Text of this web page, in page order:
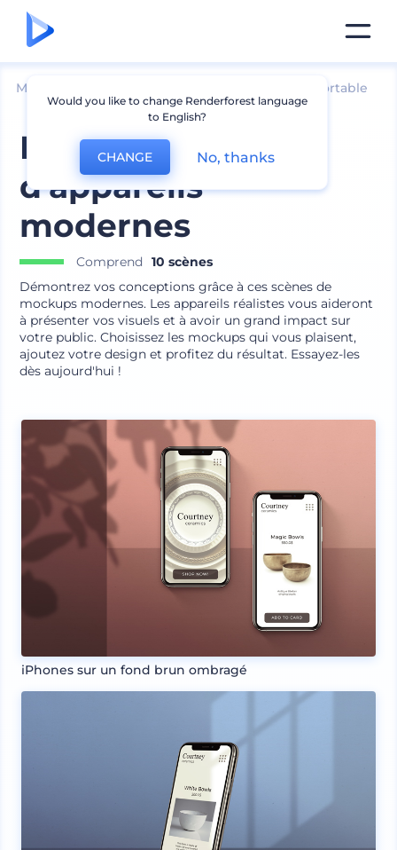
Mockups Maquette d՛ordinateur portable
Pack de mockups
d'appareils
modernes
Comprend
10 scènes
Démontrez vos conceptions grâce à ces scènes de
mockups modernes. Les appareils réalistes vous aideront
à présenter vos visuels et à avoir un grand impact sur
votre public. Choisissez les mockups qui vous plaisent,
ajoutez votre design et profitez du résultat. Essayez-les
dès aujourd'hui !
iPhones sur un fond brun ombragé
Would you like to change Renderforest language
to English?
CHANGE No, thanks